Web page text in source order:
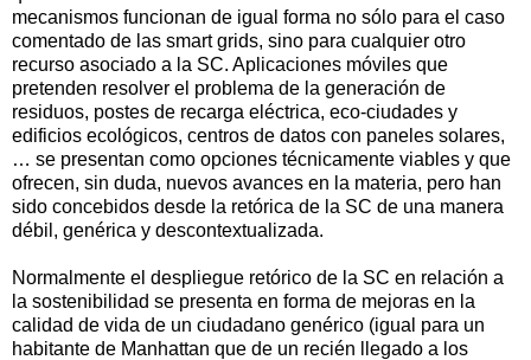
mecanismos funcionan de igual forma no sólo para el caso
comentado de las smart grids, sino para cualquier otro
recurso asociado a la SC. Aplicaciones móviles que
pretenden resolver el problema de la generación de
residuos, postes de recarga eléctrica, eco-ciudades y
edificios ecológicos, centros de datos con paneles solares,
… se presentan como opciones técnicamente viables y que
ofrecen, sin duda, nuevos avances en la materia, pero han
sido concebidos desde la retórica de la SC de una manera
débil, genérica y descontextualizada.
Normalmente el despliegue retórico de la SC en relación a
la sostenibilidad se presenta en forma de mejoras en la
calidad de vida de un ciudadano genérico (igual para un
habitante de Manhattan que de un recién llegado a los